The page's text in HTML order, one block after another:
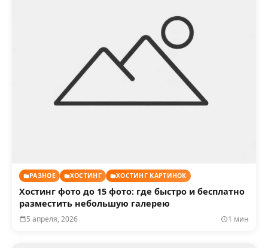
РАЗНОЕ ХОСТИНГ ХОСТИНГ КАРТИНОК
Хостинг фото до 15 фото: где быстро и бесплатно
разместить небольшую галерею
5 апреля, 2026 1 мин